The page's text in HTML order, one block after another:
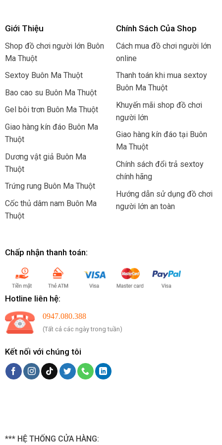
Giới Thiệu
Shop đồ chơi người lớn Buôn
Ma Thuột
Sextoy Buôn Ma Thuột
Bao cao su Buôn Ma Thuột
Gel bôi trơn Buôn Ma Thuột
Giao hàng kín đáo Buôn Ma
Thuột
Dương vật giả Buôn Ma
Thuột
Trứng rung Buôn Ma Thuột
Cốc thủ dâm nam Buôn Ma
Thuột
Chính Sách Của Shop
Cách mua đồ chơi người lớn
online
Thanh toán khi mua sextoy
Buôn Ma Thuột
Khuyến mãi shop đồ chơi
người lớn
Giao hàng kín đáo tại Buôn
Ma Thuột
Chính sách đổi trả sextoy
chính hãng
Hướng dẫn sử dụng đồ chơi
người lớn an toàn
Chấp nhận thanh toán:
Hotline liên hệ:
0947.080.388
(Tất cả các ngày trong tuần)
Kết nối với chúng tôi
*** HỆ THỐNG CỬA HÀNG: